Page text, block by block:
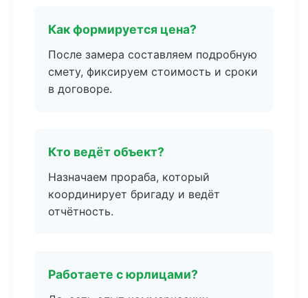
Как формируется цена?
После замера составляем подробную
смету, фиксируем стоимость и сроки
в договоре.
Кто ведёт объект?
Назначаем прораба, который
координирует бригаду и ведёт
отчётность.
Работаете с юрлицами?